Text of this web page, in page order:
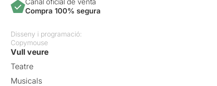
Compra 100% segura
Disseny i programació:
Copymouse
Vull veure
Teatre
Musicals